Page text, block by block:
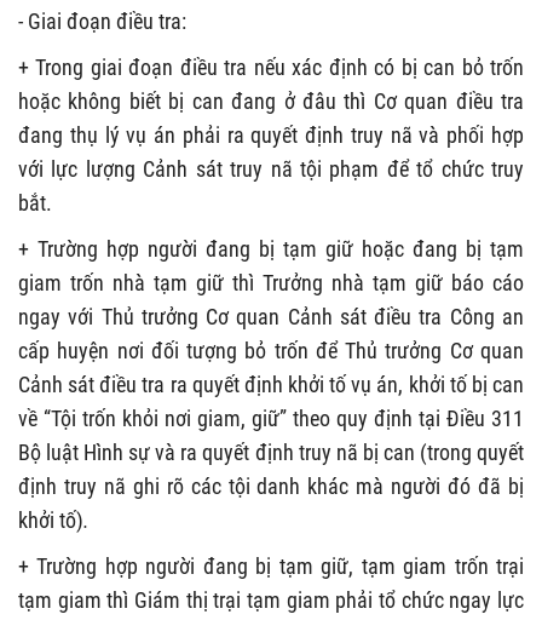
- Giai đoạn điều tra:
+ Trong giai đoạn điều tra nếu xác định có bị can bỏ trốn
hoặc không biết bị can đang ở đâu thì Cơ quan điều tra
đang thụ lý vụ án phải ra quyết định truy nã và phối hợp
với lực lượng Cảnh sát truy nã tội phạm để tổ chức truy
bắt.
+ Trường hợp người đang bị tạm giữ hoặc đang bị tạm
giam trốn nhà tạm giữ thì Trưởng nhà tạm giữ báo cáo
ngay với Thủ trưởng Cơ quan Cảnh sát điều tra Công an
cấp huyện nơi đối tượng bỏ trốn để Thủ trưởng Cơ quan
Cảnh sát điều tra ra quyết định khởi tố vụ án, khởi tố bị can
về “Tội trốn khỏi nơi giam, giữ” theo quy định tại Điều 311
Bộ luật Hình sự và ra quyết định truy nã bị can (trong quyết
định truy nã ghi rõ các tội danh khác mà người đó đã bị
khởi tố).
+ Trường hợp người đang bị tạm giữ, tạm giam trốn trại
tạm giam thì Giám thị trại tạm giam phải tổ chức ngay lực